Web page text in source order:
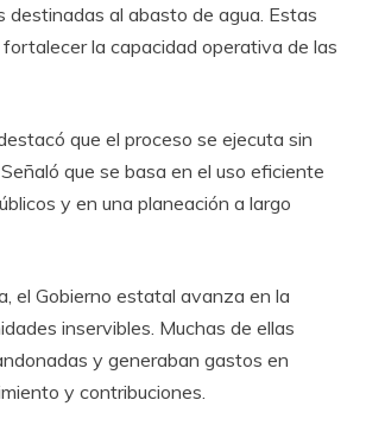
destinadas al abasto de agua. Estas
la capacidad operativa de las
que el proceso se ejecuta sin
que se basa en el uso eficiente
y en una planeación a largo
el Gobierno estatal avanza en la
inservibles. Muchas de ellas
y generaban gastos en
y contribuciones.